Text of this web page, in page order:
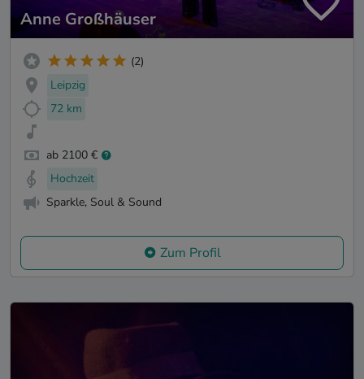
Anne Großhäuser
(2)
Leipzig
72 km
ab 2100 €
Hochzeit
Sparkle, Soul & Sound
Zum Profil